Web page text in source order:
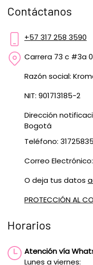
Contáctanos
+57 317 258 3590
Carrera 73 c #3a
Razón social:
NIT: 901713185-2
Dirección
Bogotá
Teléfono:
Correo Electrónico:
O deja tus datos
PROTECCIÓN AL
Horarios
Atención vía
Lunes a viernes: